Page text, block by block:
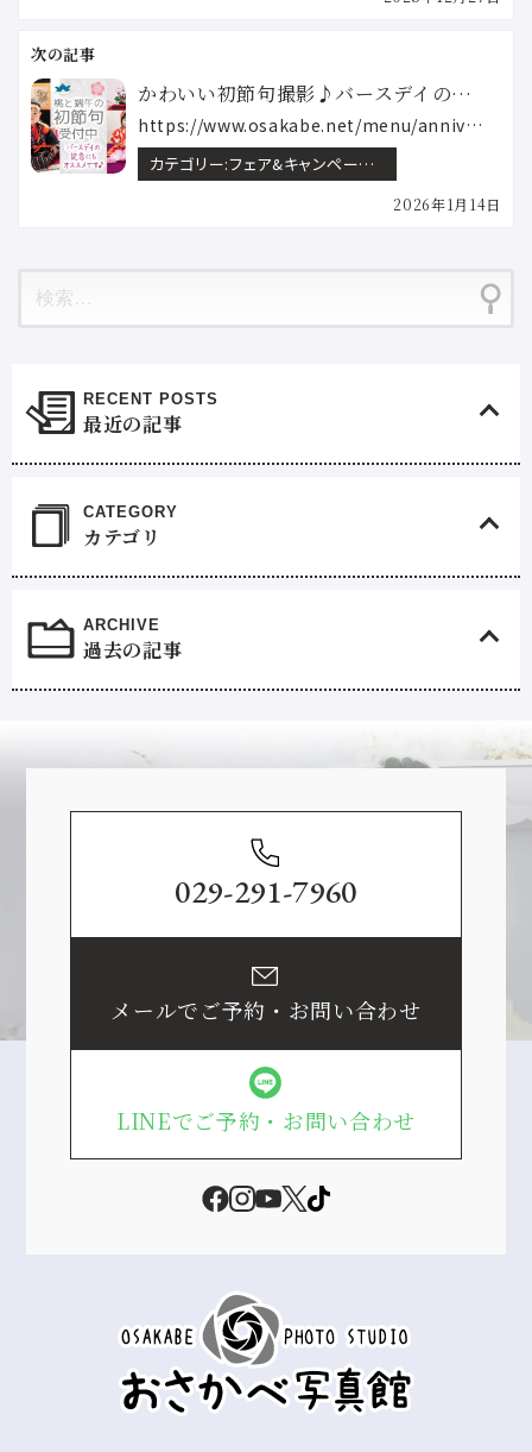
かわいい初節句撮影♪バースデイの記念もご一緒に♪
https://www.osakabe.net/menu/anniversary/index.htm…
カテゴリー:フェア&キャンペーン 百日祝い・初節句・バースデー
2026年1月14日
最近の記事
カテゴリ
過去の記事
Contact
029-291-7960
メールでご予約・お問い合わせ
LINEでご予約・お問い合わせ